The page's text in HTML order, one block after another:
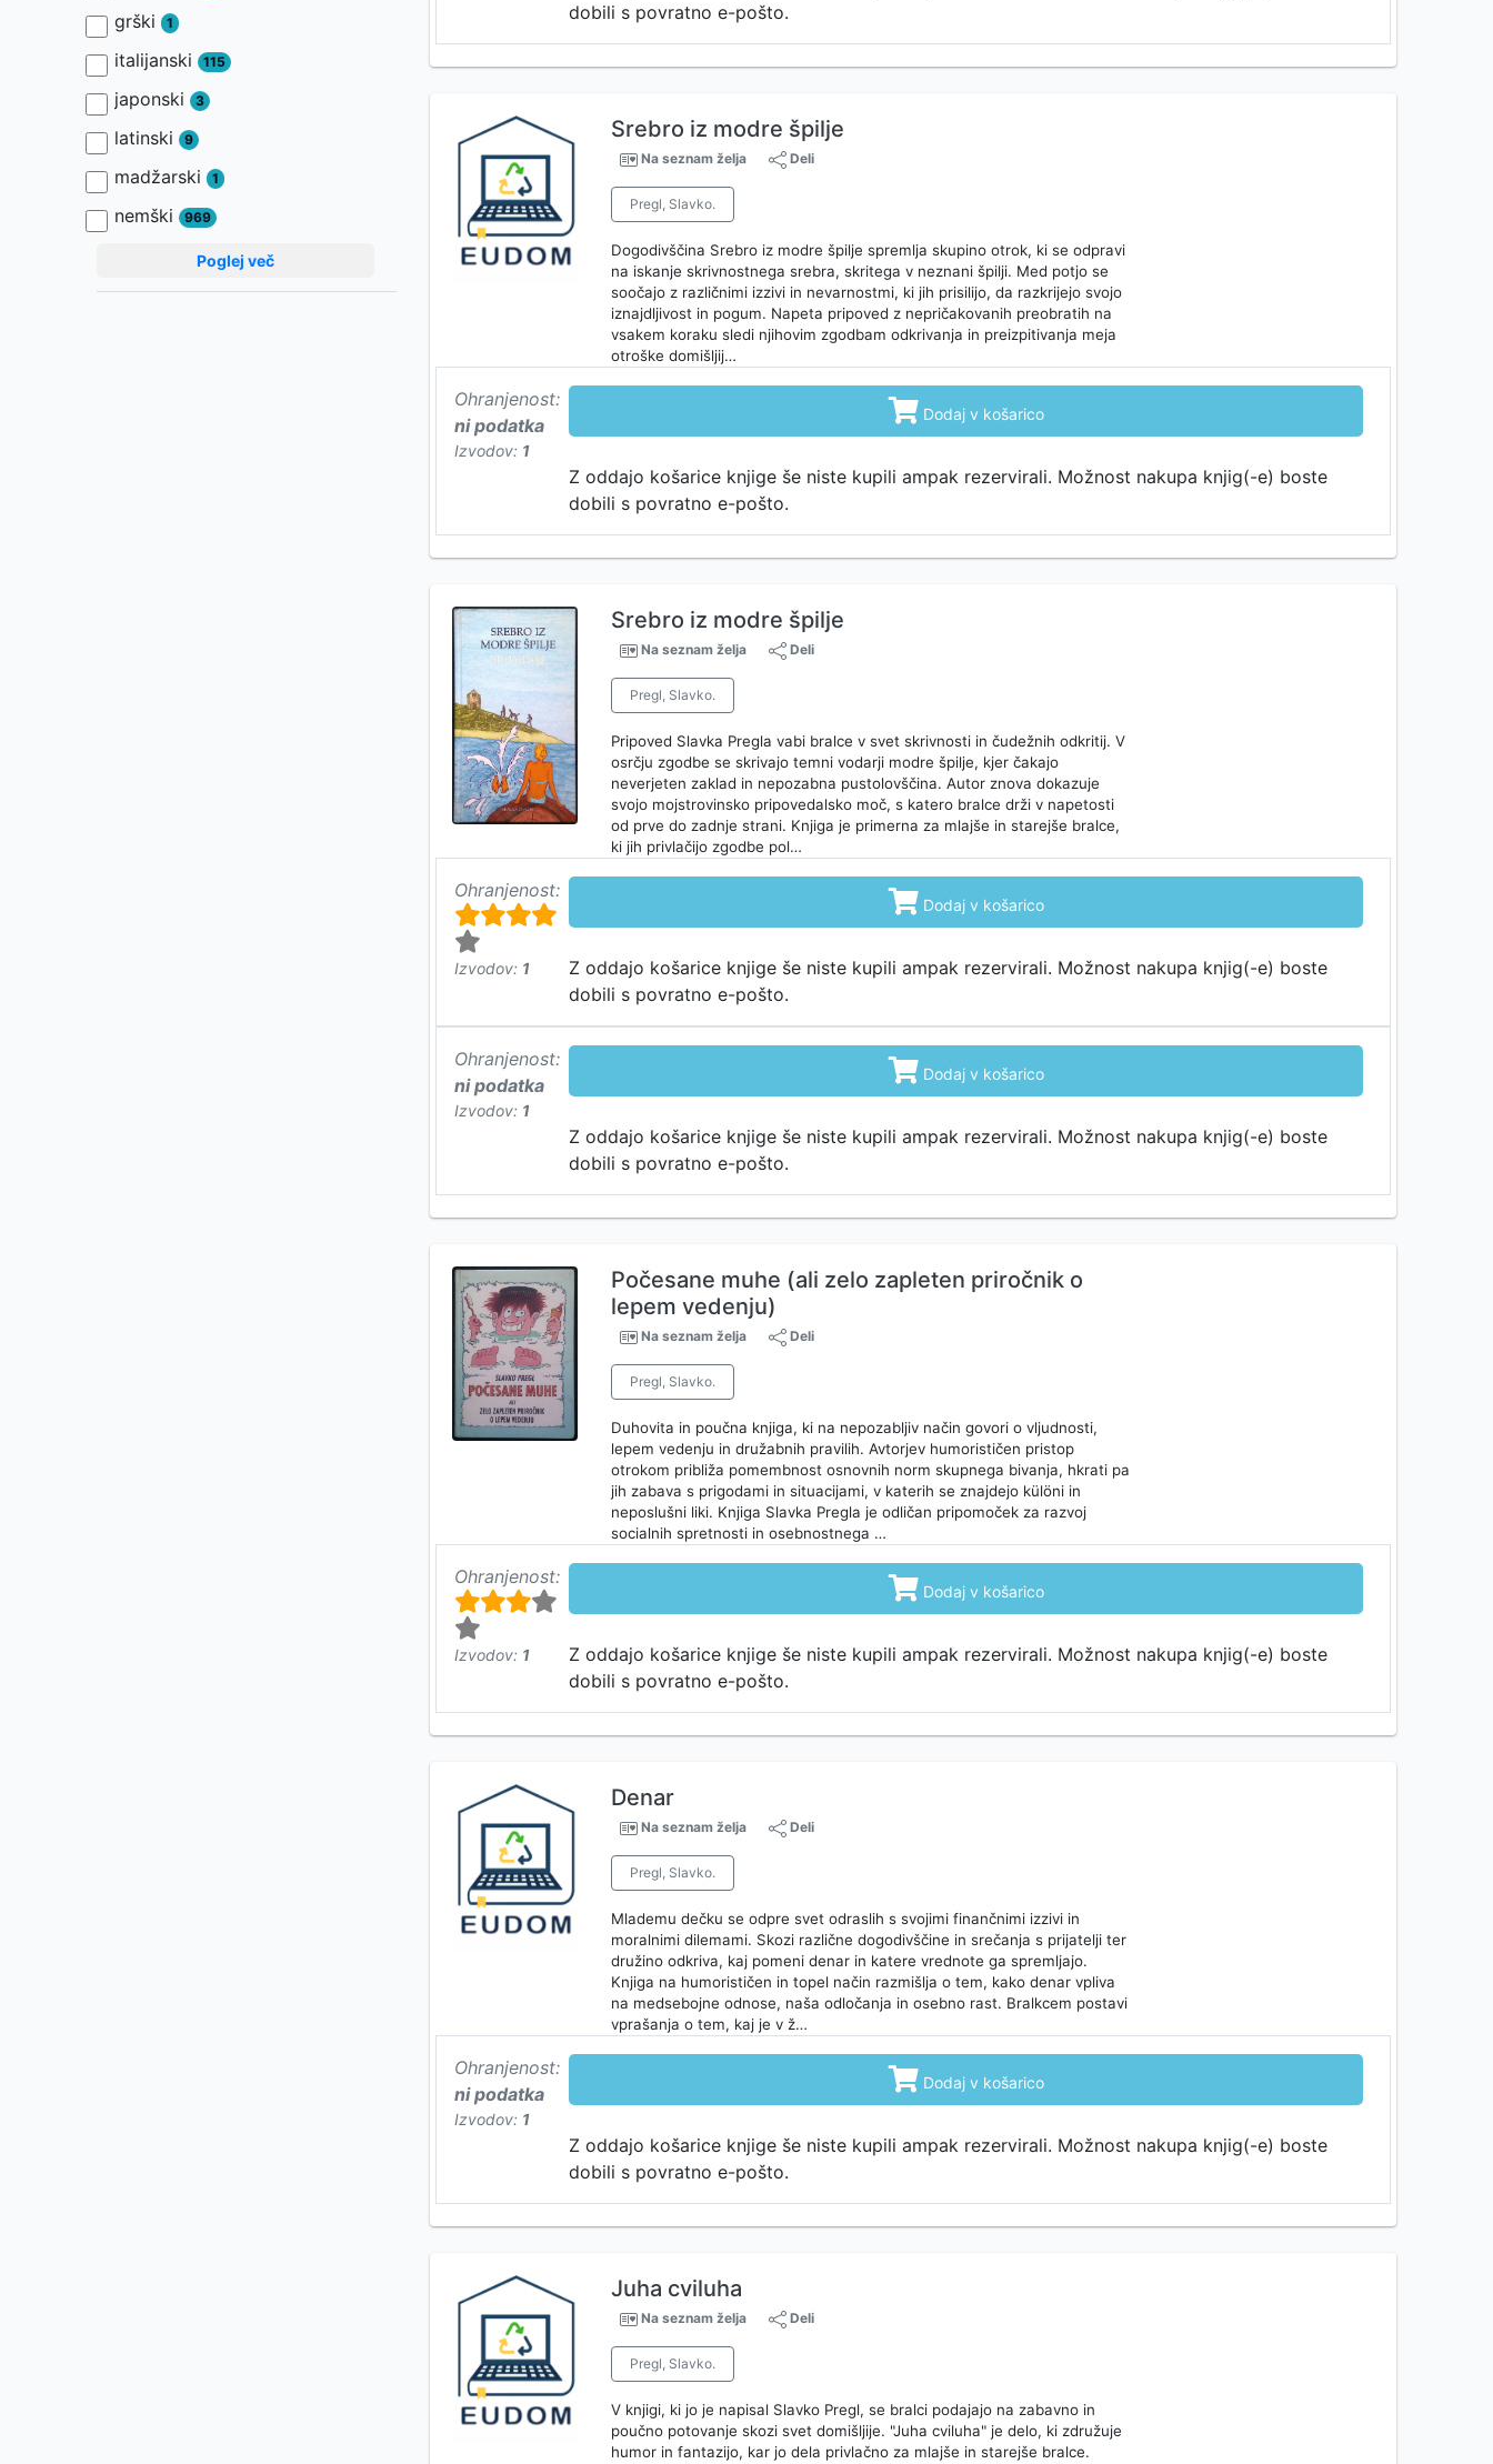
grški 1
italijanski 115
japonski 3
latinski 9
madžarski 1
nemški 969
Poglej več
dobili s povratno e-pošto.
Srebro iz modre špilje
Na seznam želja Deli
Pregl, Slavko.
Dogodivščina Srebro iz modre špilje spremlja skupino otrok, ki se odpravi
na iskanje skrivnostnega srebra, skritega v neznani špilji. Med potjo se
soočajo z različnimi izzivi in nevarnostmi, ki jih prisilijo, da razkrijejo svojo
iznajdljivost in pogum. Napeta pripoved z nepričakovanih preobratih na
vsakem koraku sledi njihovim zgodbam odkrivanja in preizpitivanja meja
otroške domišljij…
Ohranjenost:
ni podatka
Izvodov: 1
 Dodaj v košarico
Z oddajo košarice knjige še niste kupili ampak rezervirali. Možnost nakupa knjig(-e) boste
dobili s povratno e-pošto.
Srebro iz modre špilje
Na seznam želja Deli
Pregl, Slavko.
Pripoved Slavka Pregla vabi bralce v svet skrivnosti in čudežnih odkritij. V
osrčju zgodbe se skrivajo temni vodarji modre špilje, kjer čakajo
neverjeten zaklad in nepozabna pustolovščina. Autor znova dokazuje
svojo mojstrovinsko pripovedalsko moč, s katero bralce drži v napetosti
od prve do zadnje strani. Knjiga je primerna za mlajše in starejše bralce,
ki jih privlačijo zgodbe pol…
Ohranjenost:
Izvodov: 1
 Dodaj v košarico
Z oddajo košarice knjige še niste kupili ampak rezervirali. Možnost nakupa knjig(-e) boste
dobili s povratno e-pošto.
Ohranjenost:
ni podatka
Izvodov: 1
 Dodaj v košarico
Z oddajo košarice knjige še niste kupili ampak rezervirali. Možnost nakupa knjig(-e) boste
dobili s povratno e-pošto.
Počesane muhe (ali zelo zapleten priročnik o
lepem vedenju)
Na seznam želja Deli
Pregl, Slavko.
Duhovita in poučna knjiga, ki na nepozabljiv način govori o vljudnosti,
lepem vedenju in družabnih pravilih. Avtorjev humorističen pristop
otrokom približa pomembnost osnovnih norm skupnega bivanja, hkrati pa
jih zabava s prigodami in situacijami, v katerih se znajdejo különi in
neposlušni liki. Knjiga Slavka Pregla je odličan pripomoček za razvoj
socialnih spretnosti in osebnostnega …
Ohranjenost:
Izvodov: 1
 Dodaj v košarico
Z oddajo košarice knjige še niste kupili ampak rezervirali. Možnost nakupa knjig(-e) boste
dobili s povratno e-pošto.
Denar
Na seznam želja Deli
Pregl, Slavko.
Mlademu dečku se odpre svet odraslih s svojimi finančnimi izzivi in
moralnimi dilemami. Skozi različne dogodivščine in srečanja s prijatelji ter
družino odkriva, kaj pomeni denar in katere vrednote ga spremljajo.
Knjiga na humorističen in topel način razmišlja o tem, kako denar vpliva
na medsebojne odnose, naša odločanja in osebno rast. Bralkcem postavi
vprašanja o tem, kaj je v ž…
Ohranjenost:
ni podatka
Izvodov: 1
 Dodaj v košarico
Z oddajo košarice knjige še niste kupili ampak rezervirali. Možnost nakupa knjig(-e) boste
dobili s povratno e-pošto.
Juha cviluha
Na seznam želja Deli
Pregl, Slavko.
V knjigi, ki jo je napisal Slavko Pregl, se bralci podajajo na zabavno in
poučno potovanje skozi svet domišljije. "Juha cviluha" je delo, ki združuje
humor in fantazijo, kar jo dela privlačno za mlajše in starejše bralce.